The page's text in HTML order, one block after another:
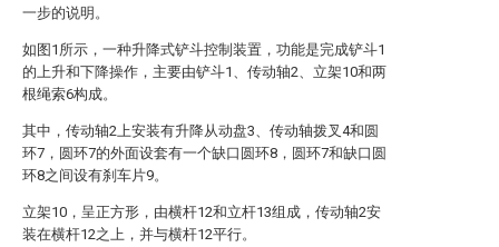
一步的说明。
如图1所示，一种升降式铲斗控制装置，功能是完成铲斗1
的上升和下降操作，主要由铲斗1、传动轴2、立架10和两
根绳索6构成。
其中，传动轴2上安装有升降从动盘3、传动轴拨叉4和圆
环7，圆环7的外面设套有一个缺口圆环8，圆环7和缺口圆
环8之间设有刹车片9。
立架10，呈正方形，由横杆12和立杆13组成，传动轴2安
装在横杆12之上，并与横杆12平行。